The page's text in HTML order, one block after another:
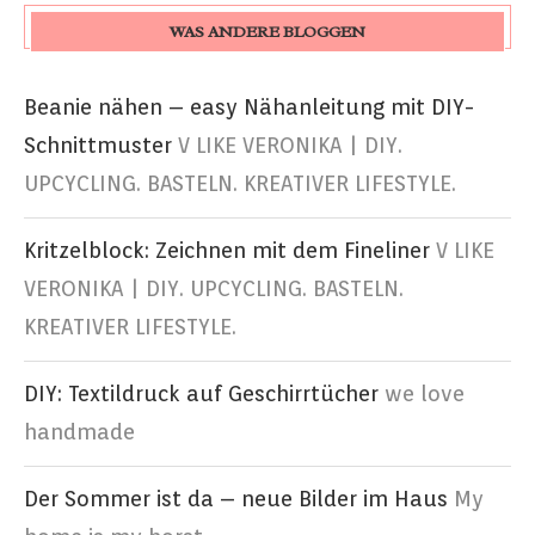
WAS ANDERE BLOGGEN
Beanie nähen – easy Nähanleitung mit DIY-
Schnittmuster V LIKE VERONIKA | DIY.
UPCYCLING. BASTELN. KREATIVER LIFESTYLE.
Kritzelblock: Zeichnen mit dem Fineliner V LIKE
VERONIKA | DIY. UPCYCLING. BASTELN.
KREATIVER LIFESTYLE.
DIY: Textildruck auf Geschirrtücher we love
handmade
Der Sommer ist da – neue Bilder im Haus My